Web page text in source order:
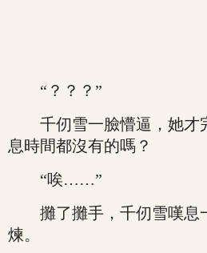
“？？？”
千仞雪一臉懵逼，她才
息時間都沒有的嗎？
“唉……”
攤了攤手，千仞雪嘆息
煉。